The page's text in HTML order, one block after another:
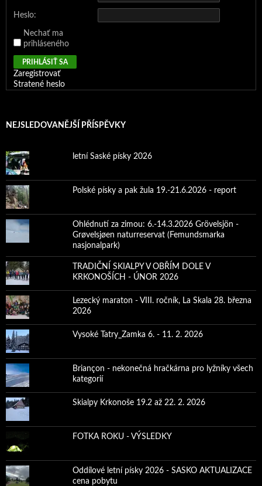
Heslo:
Nechať ma
prihláseného
PRIHLÁSIŤ SA
Zaregistrovať
Stratené heslo
NEJSLEDOVANĚJŠÍ PŘÍSPĚVKY
letní Saské písky 2026
Polské písky a pak žula 19.-21.6.2026 - report
Ohlédnutí za zimou: 6.-14.3.2026 Grövelsjön -
Grøvelsjøen naturreservat (Femundsmarka
nasjonalpark)
TRADIČNÍ SKIALPY V OBŘÍM DOLE V
KRKONOŠÍCH - ÚNOR 2026
Lezecký maraton - VIII. ročník, La Skala 28. března
2026
Vysoké Tatry_Zamka 6. - 11. 2. 2026
Briançon - nekonečná hračkárna pro lyžníky všech
kategorií
Skialpy Krkonoše 19.2 až 22. 2. 2026
FOTKA ROKU - VÝSLEDKY
Oddílové letní písky 2026 - SASKO AKTUALIZACE
cena pobytu